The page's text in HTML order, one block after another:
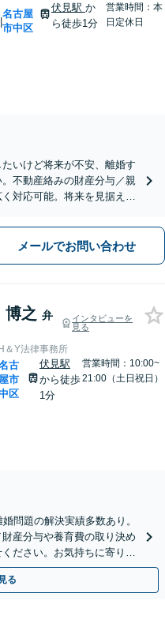
|
名古屋
市中区
伏見駅 か
ら徒歩1分
営業時間：本
日定休日
いけど将来が不安、離婚す
不動産絡みの財産分与／親
対応可能。将来を見据えた
メールでお問い合わせ
博之 弁
インタビューを
見る
＆Y法律事務所
古
市
区
伏見駅
から徒歩
1分
営業時間：10:00~
21:00（土日祝日）
問題の解決実績多数あり。
産分与や養育費の取り決め
ださい。お気持ちに寄り添
Web相談可】
る